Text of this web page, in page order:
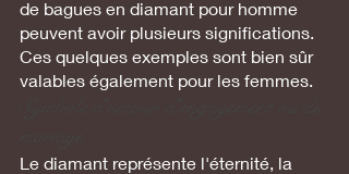
de bagues en diamant pour homme
peuvent avoir plusieurs significations.
Ces quelques exemples sont bien sûr
valables également pour les femmes.
Le diamant représente l'éternité, la